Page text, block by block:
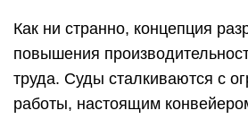
Как ни странно, концепция
повышения
труда. Суды сталкиваются с
работы, настоящим